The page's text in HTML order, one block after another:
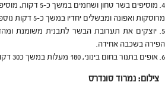
מוסיפים בשר טחון
מרוסקות ואפונה ומבשלים יחדיו במשך כ-5 דקות נוספות. מתבלים.
יוצקים את תערובת הבשר לתבנית משומנת
הפירה בשכבה אחידה.
אופים בתנור בחום בינוני, 180 מעלות במשך כ30 דקות.
צילום: נמרוד סונדרס